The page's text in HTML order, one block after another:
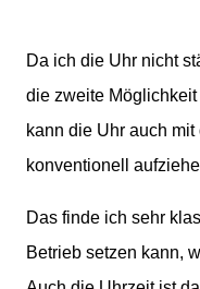
Da ich die Uhr nicht
die zweite
kann die Uhr auch
konventionell
Das finde ich sehr
Betrieb setzen kann,